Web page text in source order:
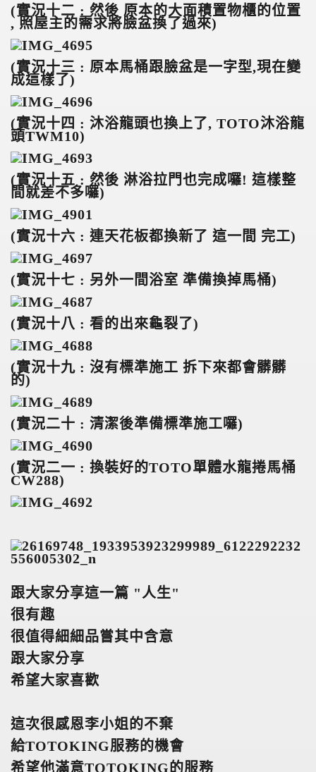
(實況十二 : 然後 原本的大面積置物櫃的位置
, 照屋主的需求將臉盆換了過來)
(實況十三 : 原本馬桶跟臉盆是一字型,現在變
成這樣了)
(實況十四 : 沐浴龍頭也換上了, TOTO沐浴龍
頭TWM10)
(實況十五 : 然後 淋浴拉門也完成囉! 這樣整
間就差不多囉)
(實況十六 : 連天花板都換新了 這一間 完工)
(實況十七 : 另外一間浴室 準備換掉馬桶)
(實況十八 : 看的出來龜裂了)
(實況十九 : 沒有標準施工 拆下來都會髒髒
的)
(實況二十 : 清潔後準備標準施工囉)
(實況二一 : 換裝好的TOTO單體水龍捲馬桶
CW288)
跟大家分享這一篇 "人生"
很有趣
很值得細細品嘗其中含意
跟大家分享
希望大家喜歡
這次很感恩李小姐的不棄
給TOTOKING服務的機會
希望他滿意TOTOKING的服務